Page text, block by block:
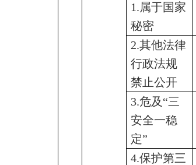
1.属于国家
秘密
2.其他法律
行政法规
禁止公开
3.危及“三
安全一稳
定”
4.保护第三